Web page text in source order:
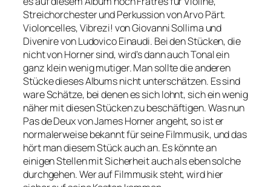
Streichorchester und Perkussion von Arvo Pärt.
Violoncelles, Vibrezi! von Giovanni Sollima und
Divenire von Ludovico Einaudi. Bei den Stücken, die
nicht von Horner sind, wird’s dann auch Tonal ein
ganz klein wenig mutiger. Man sollte die anderen
Stücke dieses Albums nicht unterschätzen. Es sind
ware Schätze, bei denen es sich lohnt, sich ein wenig
näher mit diesen Stücken zu beschäftigen. Was nun
Pas de Deux von James Horner angeht, so ist er
normalerweise bekannt für seine Filmmusik, und das
hört man diesem Stück auch an. Es könnte an
einigen Stellen mit Sicherheit auch als eben solche
durchgehen. Wer auf Filmmusik steht, wird hier